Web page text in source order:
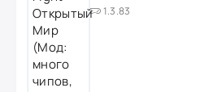
1.3.83